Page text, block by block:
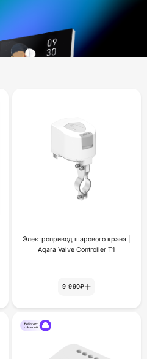
Электропривод шарового крана |
Aqara Valve Controller T1
9 990₽